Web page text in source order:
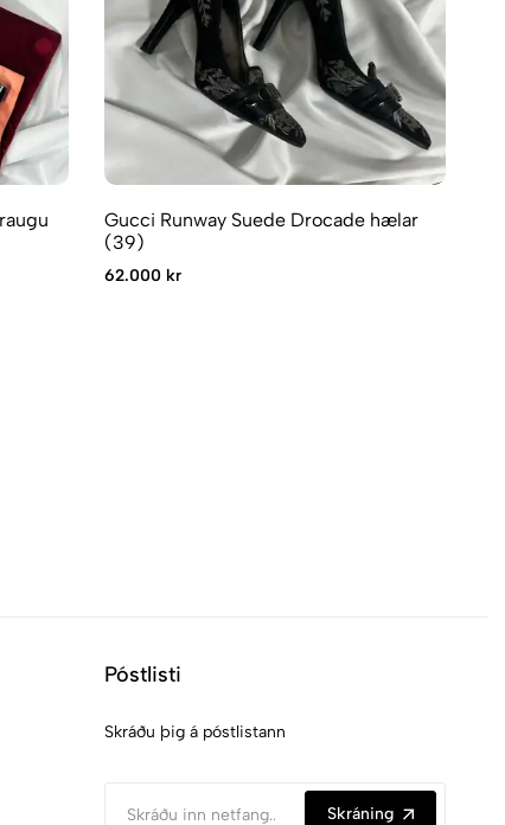
Gucci Runway Suede Drocade hælar
(39)
62.000 kr
Póstlisti
Skráðu þig á póstlistann
Skráning